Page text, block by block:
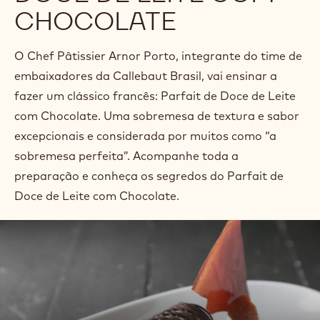
CHOCOLATE
O Chef Pâtissier Arnor Porto, integrante do time de
embaixadores da Callebaut Brasil, vai ensinar a
fazer um clássico francês: Parfait de Doce de Leite
com Chocolate. Uma sobremesa de textura e sabor
excepcionais e considerada por muitos como “a
sobremesa perfeita”. Acompanhe toda a
preparação e conheça os segredos do Parfait de
Doce de Leite com Chocolate.
Lire